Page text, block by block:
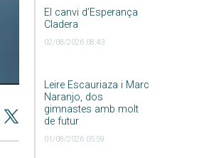
El canvi d’Esperança
Cladera
02/08/2026 08:43
Leire Escauriaza i Marc
Naranjo, dos
gimnastes amb molt
de futur
01/08/2026 05:59